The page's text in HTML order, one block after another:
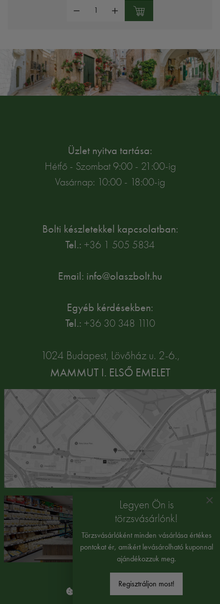
Üzlet nyitva tartása:
Hétfő - Szombat 9:00 - 21:00-ig
Vasárnap: 10:00 - 18:00-ig
Bolti készletekkel kapcsolatban:
Tel.: +36 1 505 5834
Email: info@olaszbolt.hu
Egyéb kérdésekben:
Tel.: +36 30 348 1110
1024 Budapest, Lövőház u. 2-6.,
MAMMUT I. ELSŐ EMELET
×
Legyen Ön is
törzsvásárlónk!
Törzsvásárlóként minden vásárlása értékes
pontokat ér, amikért levásárolható kuponnal
ajándékozzuk meg.
Regisztráljon most!